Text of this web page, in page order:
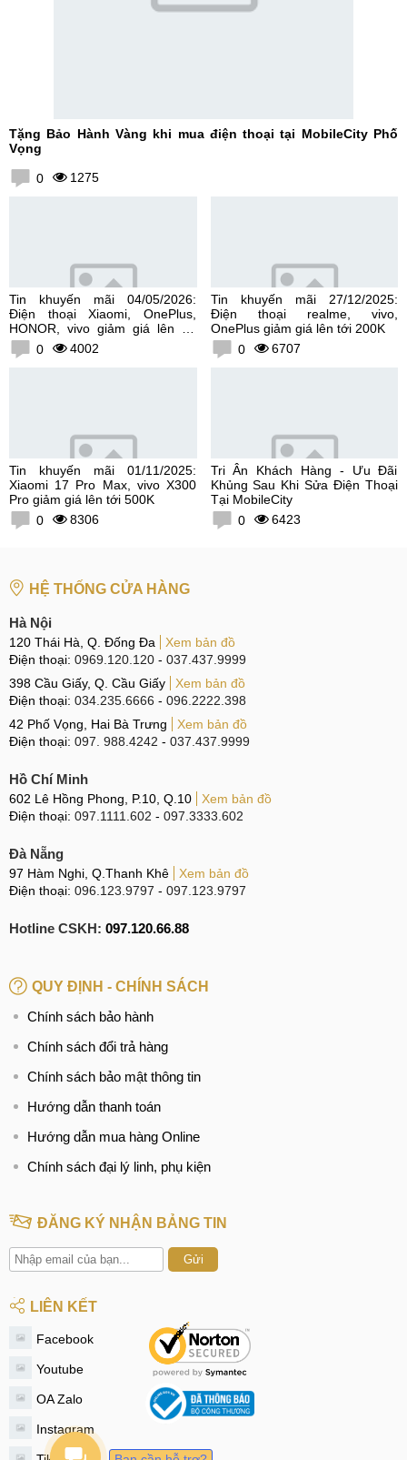
Tặng Bảo Hành Vàng khi mua điện thoại tại MobileCity Phố
Vọng
0 1275
Tin khuyến mãi 04/05/2026:
Điện thoại Xiaomi, OnePlus,
HONOR, vivo giảm giá lên tới
300K0 4002
Tin khuyến mãi 27/12/2025:
Điện thoại realme, vivo,
OnePlus giảm giá lên tới 200K
0
6707
Tin khuyến mãi 01/11/2025:
Xiaomi 17 Pro Max, vivo X300
Pro giảm giá lên tới 500K
0
8306
Tri Ân Khách Hàng - Ưu Đãi
Khủng Sau Khi Sửa Điện Thoại
Tại MobileCity
0
6423
HỆ THỐNG CỬA HÀNG
Hà Nội
120 Thái Hà, Q. Đống Đa
Xem bản đồ
Điện thoại: 0969.120.120 - 037.437.9999
398 Cầu Giấy, Q. Cầu Giấy
Xem bản đồ
Điện thoại: 034.235.6666 - 096.2222.398
42 Phố Vọng, Hai Bà Trưng
Xem bản đồ
Điện thoại: 097. 988.4242 - 037.437.9999
Hồ Chí Minh
602 Lê Hồng Phong, P.10, Q.10
Xem bản đồ
Điện thoại: 097.1111.602 - 097.3333.602
Đà Nẵng
97 Hàm Nghi, Q.Thanh Khê
Xem bản đồ
Điện thoại: 096.123.9797 - 097.123.9797
Hotline CSKH: 097.120.66.88
QUY ĐỊNH - CHÍNH SÁCH
Chính sách bảo hành
Chính sách đổi trả hàng
Chính sách bảo mật thông tin
Hướng dẫn thanh toán
Hướng dẫn mua hàng Online
Chính sách đại lý linh, phụ kiện
ĐĂNG KÝ NHẬN BẢNG TIN
Gửi
LIÊN KẾT
Facebook
Youtube
OA Zalo
Instagram